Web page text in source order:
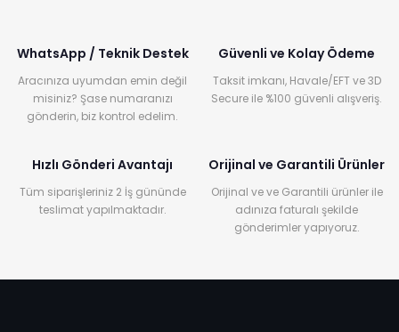
WhatsApp / Teknik Destek
Aracınıza uyumdan emin değil
misiniz? Şase numaranızı
gönderin, biz kontrol edelim.
Güvenli ve Kolay Ödeme
Taksit imkanı, Havale/EFT ve 3D
Secure ile %100 güvenli alışveriş.
Hızlı Gönderi Avantajı
Tüm siparişleriniz 2 İş gününde
teslimat yapılmaktadır.
Orijinal ve Garantili Ürünler
Orijinal ve ve Garantili ürünler ile
adınıza faturalı şekilde
gönderimler yapıyoruz.